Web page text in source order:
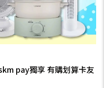
pay獨享 有購划算卡友